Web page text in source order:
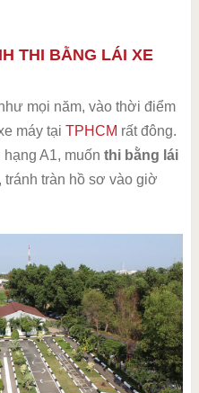
THI BẰNG LÁI XE
mọi năm, vào thời điểm
máy tại TPHCM rất đông.
A1, muốn thi bằng lái
tràn hồ sơ vào giờ